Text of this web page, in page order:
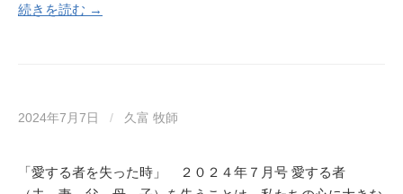
続きを読む →
2024年7月7日 / 久富 牧師
「愛する者を失った時」 ２０２４年７月号 愛する者